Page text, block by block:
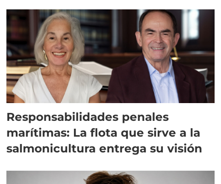
Responsabilidades penales
marítimas: La flota que sirve a la
salmonicultura entrega su visión